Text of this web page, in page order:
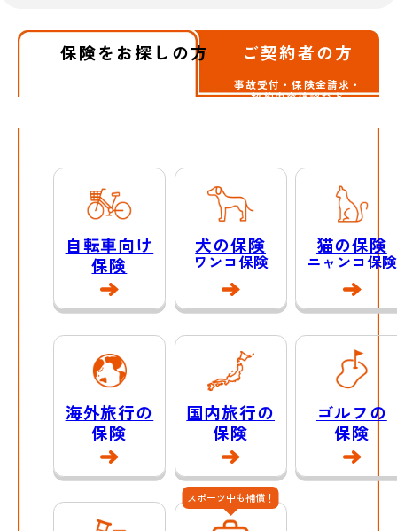
保険をお探しの方 ご契約者の方
事故受付・保険金請求・
契約内容確認など
自転車向け
保険
犬の保険
ワンコ保険
猫の保険
ニャンコ保険
海外旅行の
保険
国内旅行の
保険
ゴルフの
保険
スポーツ中も補償！